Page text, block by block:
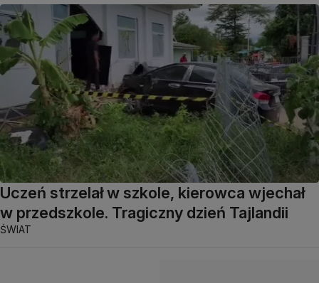
Uczeń strzelał w szkole, kierowca wjechał
w przedszkole. Tragiczny dzień Tajlandii
ŚWIAT